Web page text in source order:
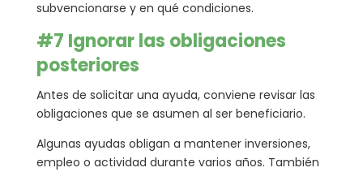
subvencionarse y en qué condiciones.
#7 Ignorar las obligaciones
posteriores
Antes de solicitar una ayuda, conviene revisar las
obligaciones que se asumen al ser beneficiario.
Algunas ayudas obligan a mantener inversiones,
empleo o actividad durante varios años. También